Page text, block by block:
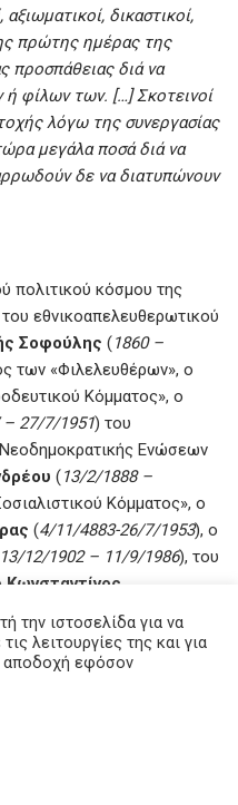
αξιωματικοί, δικαστικοί,
πρώτης ημέρας της
διά να
φίλων των. […] Σκοτεινοί
λόγω της συνεργασίας
μεγάλα ποσά διά να
δε να διατυπώνουν
πολιτικού κόσμου της
εθνικοαπελευθερωτικού
Σοφούλης (1860 –
των «Φιλελευθέρων», ο
Κόμματος», ο
– 27/7/1951) του
Ενώσεων
(13/2/1888 –
Κόμματος», ο
(4/11/4883-26/7/1953), ο
13/12/1902 – 11/9/1986), του
Κωνσταντίνος
), του «Λαϊκού Κόμματος»,
των πολιτικών
απείχαν ουσιαστικά,
των Φιλελευθέρων»,
Ασφαλείας» του
την ιστοσελίδα για να
λειτουργίες της και για
αποδοχή εφόσον